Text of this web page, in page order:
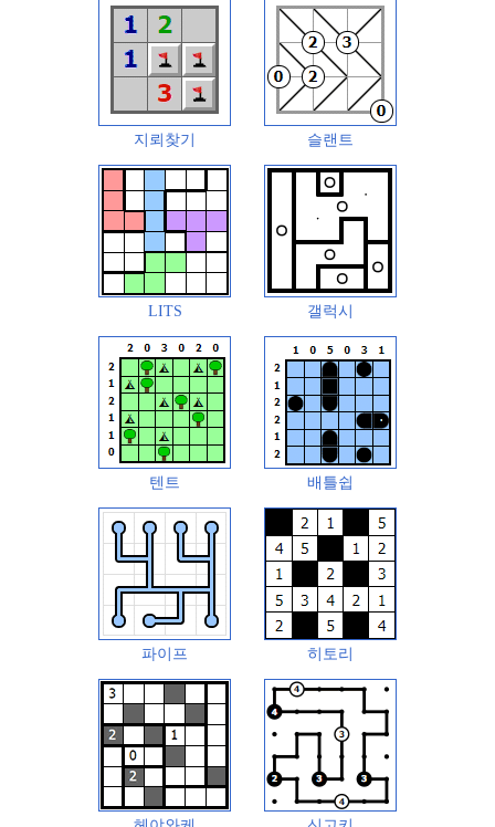
지뢰찾기 슬랜트
LITS 갤럭시
텐트 배틀쉽
파이프 히토리